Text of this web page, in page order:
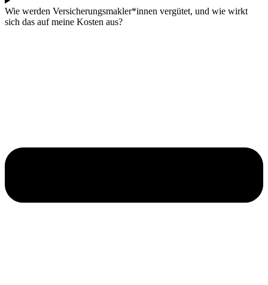
Wie werden Versicherungsmakler*innen vergütet, und wie wirkt
sich das auf meine Kosten aus?